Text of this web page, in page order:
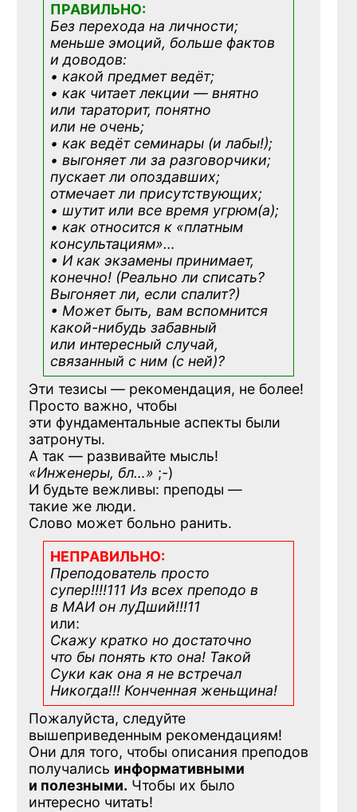
ПРАВИЛЬНО:
Без перехода на личности;
меньше эмоций, больше фактов
и доводов:
• какой предмет ведёт;
• как читает лекции — внятно
или тараторит, понятно
или не очень;
• как ведёт семинары (и лабы!);
• выгоняет ли за разговорчики;
пускает ли опоздавших;
отмечает ли присутствующих;
• шутит или все время угрюм(а);
• как относится к «платным
консультациям»…
• И как экзамены принимает,
конечно! (Реально ли списать?
Выгоняет ли, если спалит?)
• Может быть, вам вспомнится
какой-нибудь забавный
или интересный случай,
связанный с ним (с ней)?
Эти тезисы — рекомендация, не более!
Просто важно, чтобы
эти фундаментальные аспекты были
затронуты.
А так — развивайте мысль!
«Инженеры, бл…» ;-)
И будьте вежливы: преподы —
такие же люди.
Слово может больно ранить.
НЕПРАВИЛЬНО:
Преподователь просто
супер!!!!111 Из всех преподо в
в МАИ он луДший!!!11
или:
Скажу кратко но достаточно
что бы понять кто она! Такой
Суки как она я не встречал
Никогда!!! Конченная женьщина!
Пожалуйста, следуйте
вышеприведенным рекомендациям!
Они для того, чтобы описания преподов
получались информативными
и полезными. Чтобы их было
интересно читать!